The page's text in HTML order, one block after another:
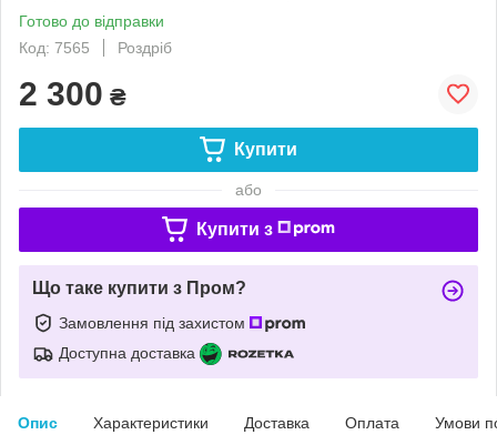
Готово до відправки
Код: 7565
Роздріб
2 300 ₴
Купити
або
Купити з
Що таке купити з Пром?
Замовлення під захистом
Доступна доставка
Опис Характеристики Доставка Оплата Умови